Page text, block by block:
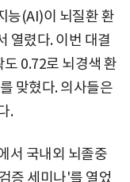
능(AI)이 뇌질환 환
열렸다. 이번 대결
0.72로 뇌경색 환
맞혔다. 의사들은
.
서 국내외 뇌졸중
증 세미나'를 열었